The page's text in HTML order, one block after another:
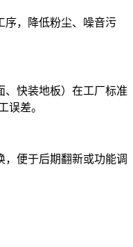
序，降低粉尘、噪音污
、快装地板）在工厂标准
误差。
便于后期翻新或功能调